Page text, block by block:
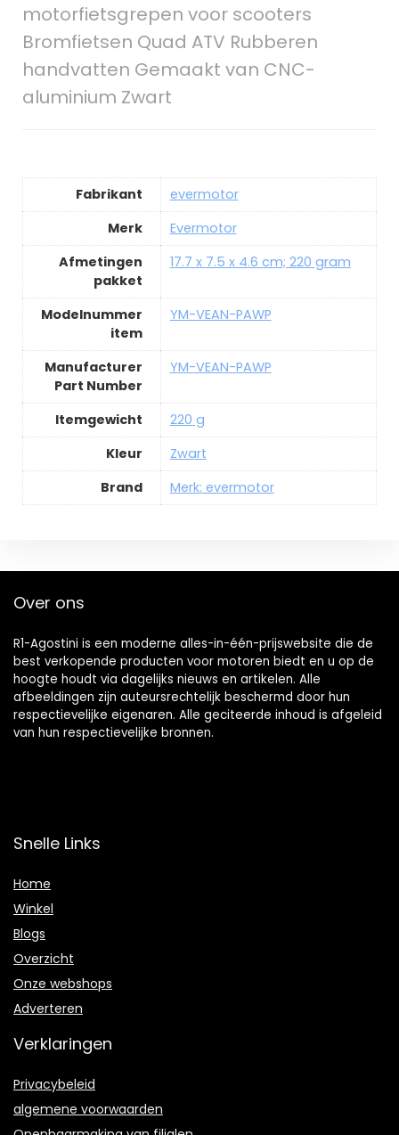
motorfietsgrepen voor scooters
Bromfietsen Quad ATV Rubberen
handvatten Gemaakt van CNC-
aluminium Zwart
Fabrikant
evermotor
Merk
Evermotor
Afmetingen
pakket
17.7 x 7.5 x 4.6 cm; 220 gram
Modelnummer
item
YM-VEAN-PAWP
Manufacturer
Part Number
YM-VEAN-PAWP
Itemgewicht
220 g
Kleur
Zwart
Brand
Merk: evermotor
Over ons
R1-Agostini is een moderne alles-in-één-prijswebsite die de
best verkopende producten voor motoren biedt en u op de
hoogte houdt via dagelijks nieuws en artikelen. Alle
afbeeldingen zijn auteursrechtelijk beschermd door hun
respectievelijke eigenaren. Alle geciteerde inhoud is afgeleid
van hun respectievelijke bronnen.
Snelle Links
Home
Winkel
Blogs
Overzicht
Onze webshops
Adverteren
Verklaringen
Privacybeleid
algemene voorwaarden